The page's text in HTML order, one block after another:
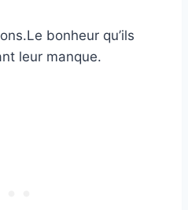
bonheur qu’ils
leur manque.